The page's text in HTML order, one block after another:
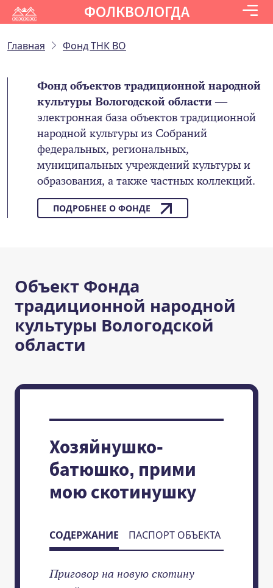
ФОЛКВОЛОГДА
Главная Фонд ТНК ВО
Фонд объектов традиционной народной
культуры Вологодской области—
электронная база объектов традиционной
народной культуры из Собраний
федеральных, региональных,
муниципальных учреждений культуры и
образования, а также частных коллекций.
ПОДРОБНЕЕ О ФОНДЕ
Объект Фонда
традиционной народной
культуры Вологодской
области
Хозяйнушко-
батюшко, прими
мою скотинушку
СОДЕРЖАНИЕ ПАСПОРТ ОБЪЕКТА
Приговор на новую скотину